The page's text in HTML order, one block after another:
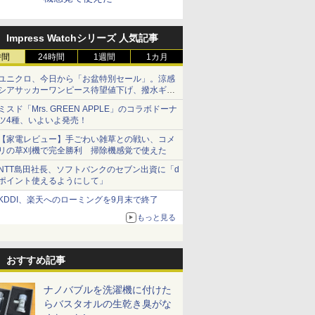
Impress Watchシリーズ 人気記事
24時間 1週間 1カ月
ニクロ、今日から「お盆特別セール」。涼感
アサッカーワンピース待望値下げ、撥水ギア
ョーツは1990円に
スド「Mrs. GREEN APPLE」のコラボドーナ
4種、いよいよ発売！
家電レビュー】手ごわい雑草との戦い、コメ
の草刈機で完全勝利 掃除機感覚で使えた
島田社長、ソフトバンクのセブン出資に「d
イント使えるようにして」
、楽天へのローミングを9月末で終了
もっと見る
おすすめ記事
ナノバブルを洗濯機に付けた
らバスタオルの生乾き臭がな